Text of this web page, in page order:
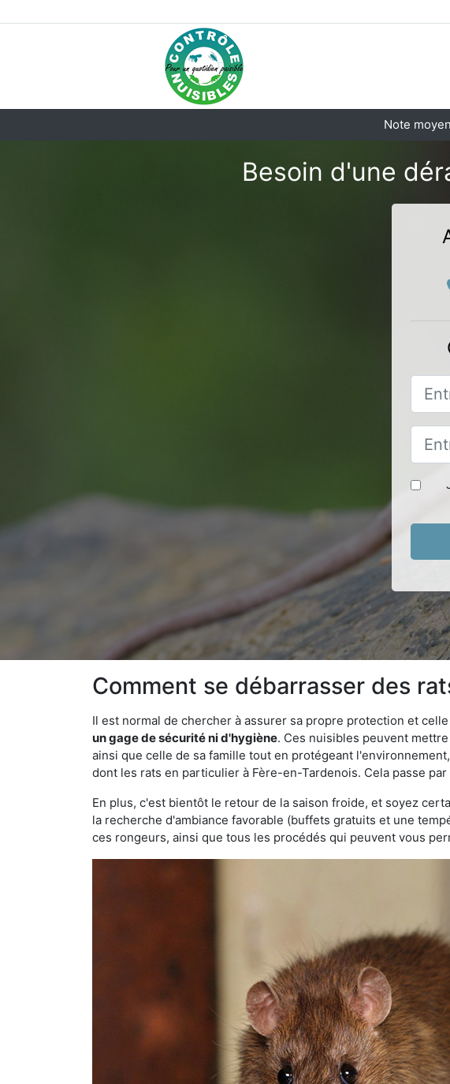
Note
Besoin d'une
Comment se débarrasser des
Il est normal de chercher à assurer sa propre protection et
un gage de sécurité ni d'hygiène. Ces nuisibles peuvent
ainsi que celle de sa famille tout en protégeant
dont les rats en particulier à Fère-en-Tardenois. Cela passe
En plus, c'est bientôt le retour de la saison froide, et soyez
la recherche d'ambiance favorable (buffets gratuits et une
ces rongeurs, ainsi que tous les procédés qui peuvent vous